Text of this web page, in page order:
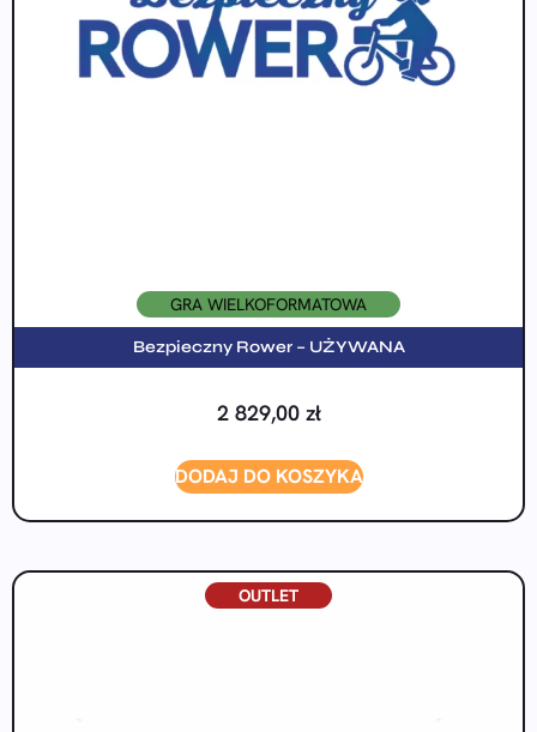
GRA WIELKOFORMATOWA
Bezpieczny Rower – UŻYWANA
2 829,00 zł
DODAJ DO KOSZYKA
OUTLET